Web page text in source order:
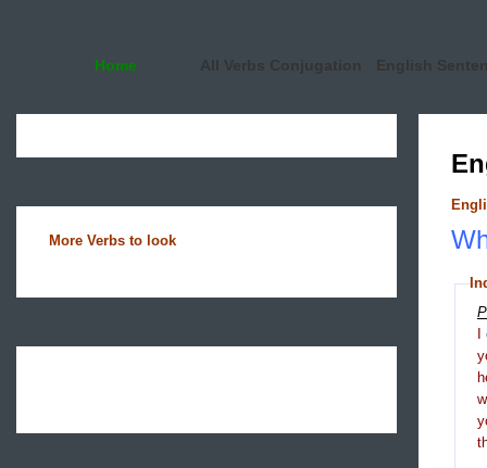
Home All Verbs Conjugation English
More Verbs to look